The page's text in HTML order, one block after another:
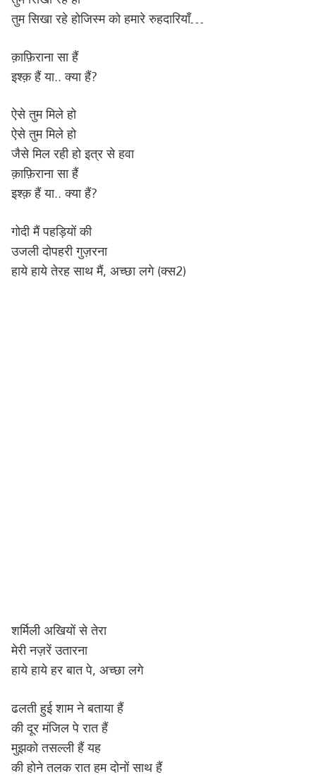
तुम सिखा रहे होजिस्म को हमारे रुहदारियाँ…
क़ाफ़िराना सा हैं
इश्क़ हैं या.. क्या हैं?
ऐसे तुम मिले हो
ऐसे तुम मिले हो
जैसे मिल रही हो इत्र से हवा
क़ाफ़िराना सा हैं
इश्क़ हैं या.. क्या हैं?
गोदी मैं पहड़ियों की
उजली दोपहरी गुज़रना
हाये हाये तेरह साथ मैं, अच्छा लगे (क्स2)
शर्मिली अखियों से तेरा
मेरी नज़रें उतारना
हाये हाये हर बात पे, अच्छा लगे
ढलती हुई शाम ने बताया हैं
की दूर मंजिल पे रात हैं
मुझको तसल्ली हैं यह
की होने तलक रात हम दोनों साथ हैं